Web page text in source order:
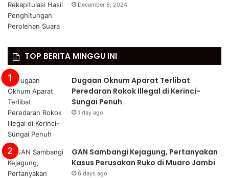
December 6, 2024
TOP BERITA MINGGU INI
Dugaan Oknum Aparat Terlibat
Peredaran Rokok Illegal di Kerinci-
Sungai Penuh
1 day ago
GAN Sambangi Kejagung, Pertanyakan
Kasus Perusakan Ruko di Muaro Jambi
6 days ago